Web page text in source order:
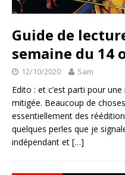
Guide de
semaine du 14
12/10/2020 Sam
Edito : et c’est parti pour
mitigée. Beaucoup de
essentiellement des
quelques perles que je
indépendant et […]